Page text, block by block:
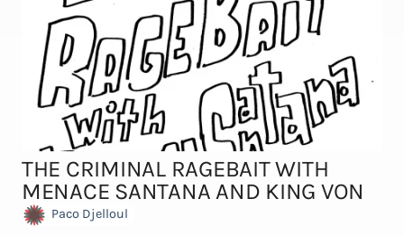
THE CRIMINAL RAGEBAIT WITH
MENACE SANTANA AND KING VON
Paco Djelloul